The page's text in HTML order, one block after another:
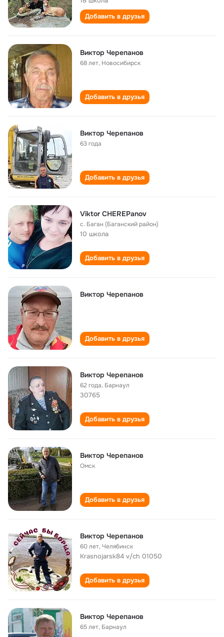
Добавить в друзья
Виктор Черепанов
68 лет, Новосибирск
Добавить в друзья
Виктор Черепанов
63 года
Добавить в друзья
Viktor CHEREPanov
с. Баган (Баганский район)
10 школа
Добавить в друзья
Виктор Черепанов
Добавить в друзья
Виктор Черепанов
62 года, Барнаул
30765
Добавить в друзья
Виктор Черепанов
Омск
Добавить в друзья
Виктор Черепанов
60 лет,Челябинск
Krasnojarsk84 v/ch 01050
Добавить в друзья
Виктор Черепанов
65 лет, Барнаул